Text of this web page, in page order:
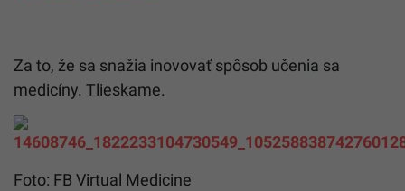
Za to, že sa snažia inovovať spôsob učenia sa
medicíny. Tlieskame.
Foto: FB Virtual Medicine